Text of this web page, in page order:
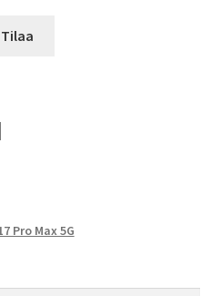
Tilaa
Pro Max 5G